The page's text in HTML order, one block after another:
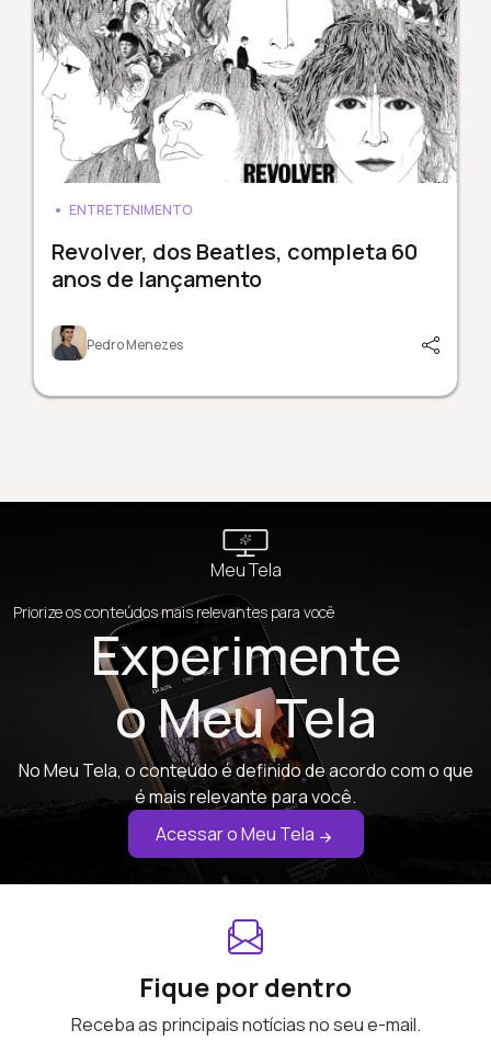
ENTRETENIMENTO
Revolver, dos Beatles, completa 60
anos de lançamento
Pedro Menezes
Meu Tela
Priorize os conteúdos mais relevantes para você
Experimente
o Meu Tela
No Meu Tela, o conteúdo é definido de acordo com o que
é mais relevante para você.
Acessar o Meu Tela
Fique por dentro
Receba as principais notícias no seu e-mail.